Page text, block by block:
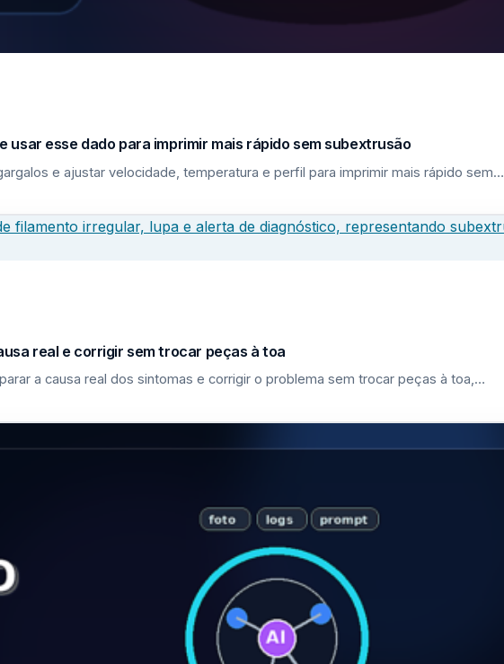
esse dado para imprimir mais rápido sem subextrusão
e ajustar velocidade, temperatura e perfil para imprimir mais rápido sem…
real e corrigir sem trocar peças à toa
a causa real dos sintomas e corrigir o problema sem trocar peças à toa,…